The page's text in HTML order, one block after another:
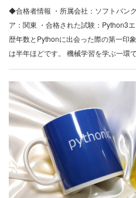
◆合格者情報 ・所属会社：ソフトバン
ア：関東 ・合格された試験：Python3
歴年数とPythonに出会った際の第一印
は半年ほどです。 機械学習を学ぶ一環